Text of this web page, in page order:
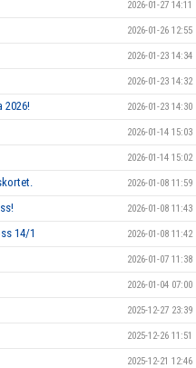
2026-01-27 14:11
2026-01-26 12:55
2026-01-23 14:34
2026-01-23 14:32
2026! 2026-01-23 14:30
2026-01-14 15:03
2026-01-14 15:02
2026-01-08 11:59
2026-01-08 11:43
14/1 2026-01-08 11:42
2026-01-07 11:38
2026-01-04 07:00
2025-12-27 23:39
2025-12-26 11:51
2025-12-21 12:46